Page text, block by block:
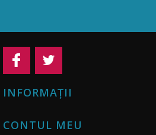
INFORMAŢII
CONTUL MEU